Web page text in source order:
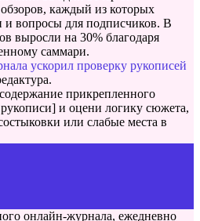
каждый из которых
и вопросы для подписчиков. В
выросли на 30% благодаря
саммари.
ускорил проверку рукописей
прикрепленного
и оцени логику сюжета,
или слабые места в
онлайн-журнала, ежедневно